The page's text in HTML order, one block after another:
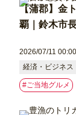
【蒲郡】金
覇｜鈴木市
2026/07/11 00:00
経済・ビジネス
#ご当地グルメ